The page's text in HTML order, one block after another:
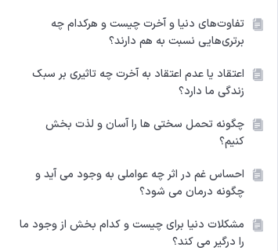
تفاوت‌های دنیا و آخرت چیست و هرکدام چه
برتری‌هایی نسبت به هم دارند؟
اعتقاد یا عدم اعتقاد به آخرت چه تاثیری بر سبک
زندگی ما دارد؟
چگونه تحمل سختی‌ ها را آسان و لذت‌ بخش
کنیم؟
احساس غم در اثر چه عواملی به‌ وجود می‌ آید و
چگونه درمان می‌ شود؟
مشکلات دنیا برای چیست و کدام بخش از وجود ما
را درگیر می کند؟